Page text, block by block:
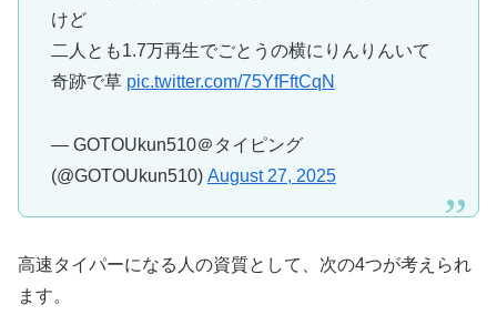
けど
二人とも1.7万再生でごとうの横にりんりんいて
奇跡で草 pic.twitter.com/75YfFftCqN
— GOTOUkun510＠タイピング
(@GOTOUkun510) August 27, 2025
高速タイパーになる人の資質として、次の4つが考えられ
ます。